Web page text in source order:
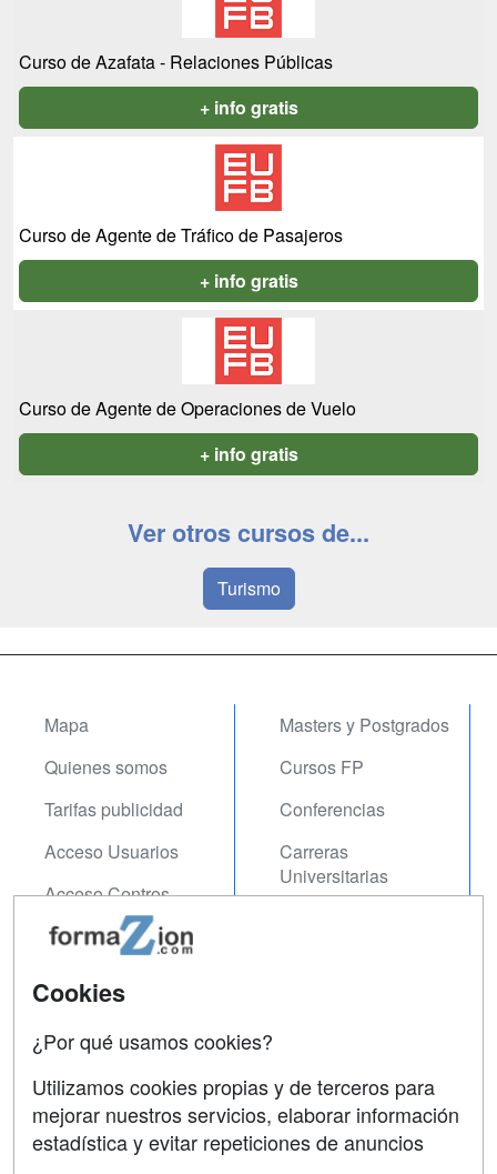
Curso de Azafata - Relaciones Públicas
+ info gratis
Curso de Agente de Tráfico de Pasajeros
+ info gratis
Curso de Agente de Operaciones de Vuelo
+ info gratis
Ver otros cursos de...
Turismo
Mapa
Quienes somos
Tarifas publicidad
Acceso Usuarios
Acceso Centros
Masters y Postgrados
Cursos FP
Conferencias
Carreras
Universitarias
Contactar
Copyleft
Cookies
¿Por qué usamos cookies?
Utilizamos cookies propias y de terceros para
mejorar nuestros servicios, elaborar información
estadística y evitar repeticiones de anuncios